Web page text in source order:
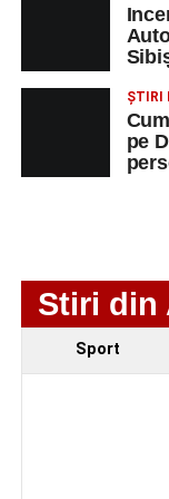
Școala de
importante
ȘTIRI
pe
Stiri din
Sport